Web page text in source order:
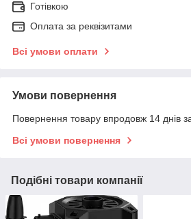
Готівкою
Оплата за реквізитами
Всі умови оплати
Умови повернення
Повернення товару впродовж 14 днів
Всі умови повернення
Подібні товари компанії